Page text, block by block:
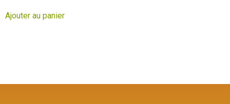
Ajouter au panier